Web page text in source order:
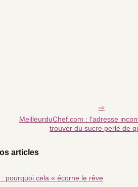
MeilleurduChef.com : l'adresse
trouver du sucre perlé de
articles
pourquoi cela « écorne le rêve